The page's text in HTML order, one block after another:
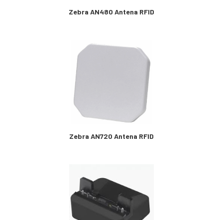
Zebra AN480 Antena RFID
Zebra AN720 Antena RFID